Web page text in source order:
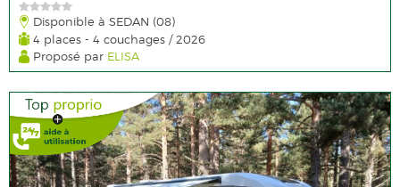
Disponible à SEDAN (08)
4 places - 4 couchages / 2026
Proposé par ELISA